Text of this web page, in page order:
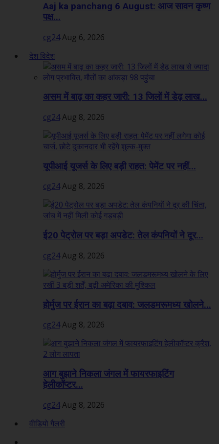
Aaj ka panchang 6 August: आज सावन कृष्ण
पक्ष...
cg24Aug 6, 2026
देश विदेश
असम में बाढ़ का कहर जारी: 13 जिलों में डेढ़ लाख...
cg24Aug 8, 2026
यूपीआई यूजर्स के लिए बड़ी राहत: पेमेंट पर नहीं...
cg24Aug 8, 2026
ई20 पेट्रोल पर बड़ा अपडेट: तेल कंपनियों ने दूर...
cg24Aug 8, 2026
होर्मुज पर ईरान का बढ़ा दबाव: जलडमरूमध्य खोलने...
cg24Aug 8, 2026
आग बुझाने निकला जंगल में फायरफाइटिंग
हेलीकॉप्टर...
cg24Aug 8, 2026
वीडियो गैलरी